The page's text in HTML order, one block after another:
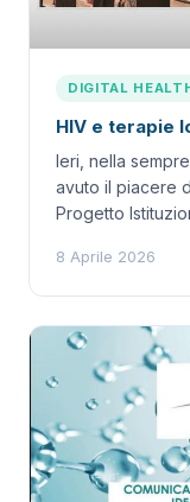
DIGITAL
HIV e terapie
Ieri, nella
avuto il piacere
Progetto
8 Aprile 2026